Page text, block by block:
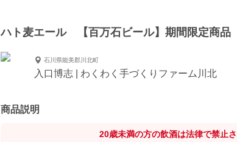
ハト麦エール 【百万石ビール】期間限定商
石川県能美郡川北町
入口博志 | わくわく手づくりファーム川北
商品説明
20歳未満の方の飲酒は法律で禁止